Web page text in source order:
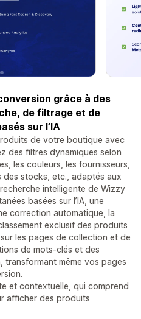
grâce à des
de filtrage et de
sur l’IA
de votre boutique avec
des filtres dynamiques selon
les couleurs, les fournisseurs,
des stocks, etc., adaptés aux
intelligente de Wizzy
basées sur l’IA, une
correction automatique, la
exclusif des produits
sur les pages de collection et de
de mots-clés et des
transformant même vos pages
et contextuelle, qui comprend
afficher des produits